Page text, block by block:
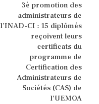
3è promotion des
administrateurs de
l’INAD-CI : 15 diplômés
reçoivent leurs
certificats du
programme de
Certification des
Administrateurs de
Sociétés (CAS) de
l’UEMOA